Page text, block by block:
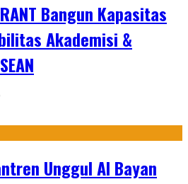
Bangun Kapasitas
Akademisi &
Unggul Al Bayan